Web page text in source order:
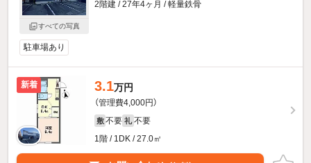
すべての写真
2階建 / 27年4ヶ月 / 軽量鉄骨
駐車場あり
新着 3.1万円
（管理費4,000円）
敷 不要 礼 不要
1階 / 1DK / 27.0㎡